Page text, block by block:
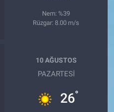
Nem: %39
Rüzgar: 8.00 m/s
10 AĞUSTOS
PAZARTESI
26°